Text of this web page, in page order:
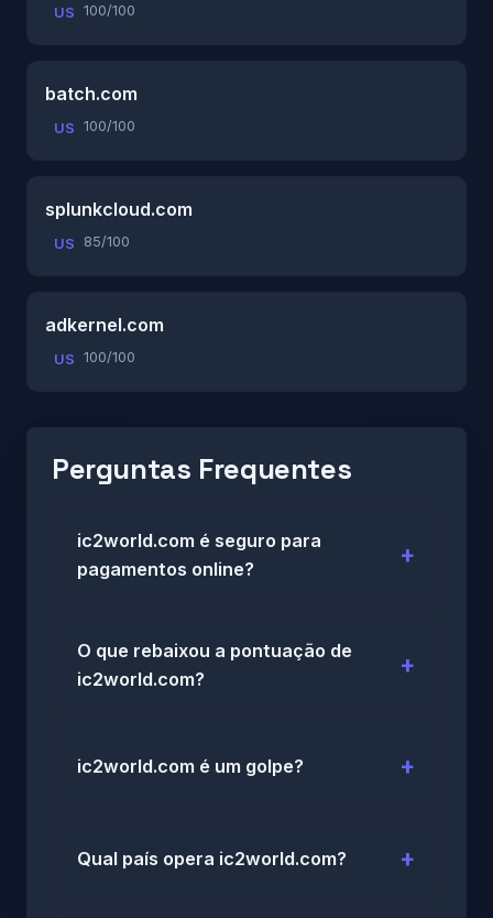
US 100/100
batch.com
US 100/100
splunkcloud.com
US 85/100
adkernel.com
US 100/100
Perguntas Frequentes
ic2world.com é seguro para
pagamentos online?
O que rebaixou a pontuação de
ic2world.com?
ic2world.com é um golpe?
Qual país opera ic2world.com?